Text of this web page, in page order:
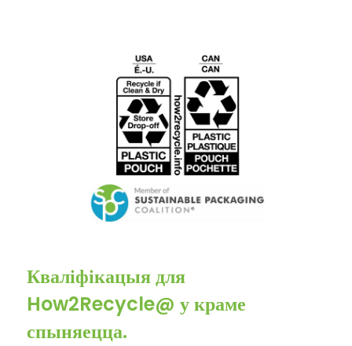
Кваліфікацыя для
How2Recycle@ у краме
спыняецца.